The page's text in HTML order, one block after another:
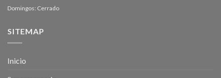
Domingos: Cerrado
SITEMAP
Inicio